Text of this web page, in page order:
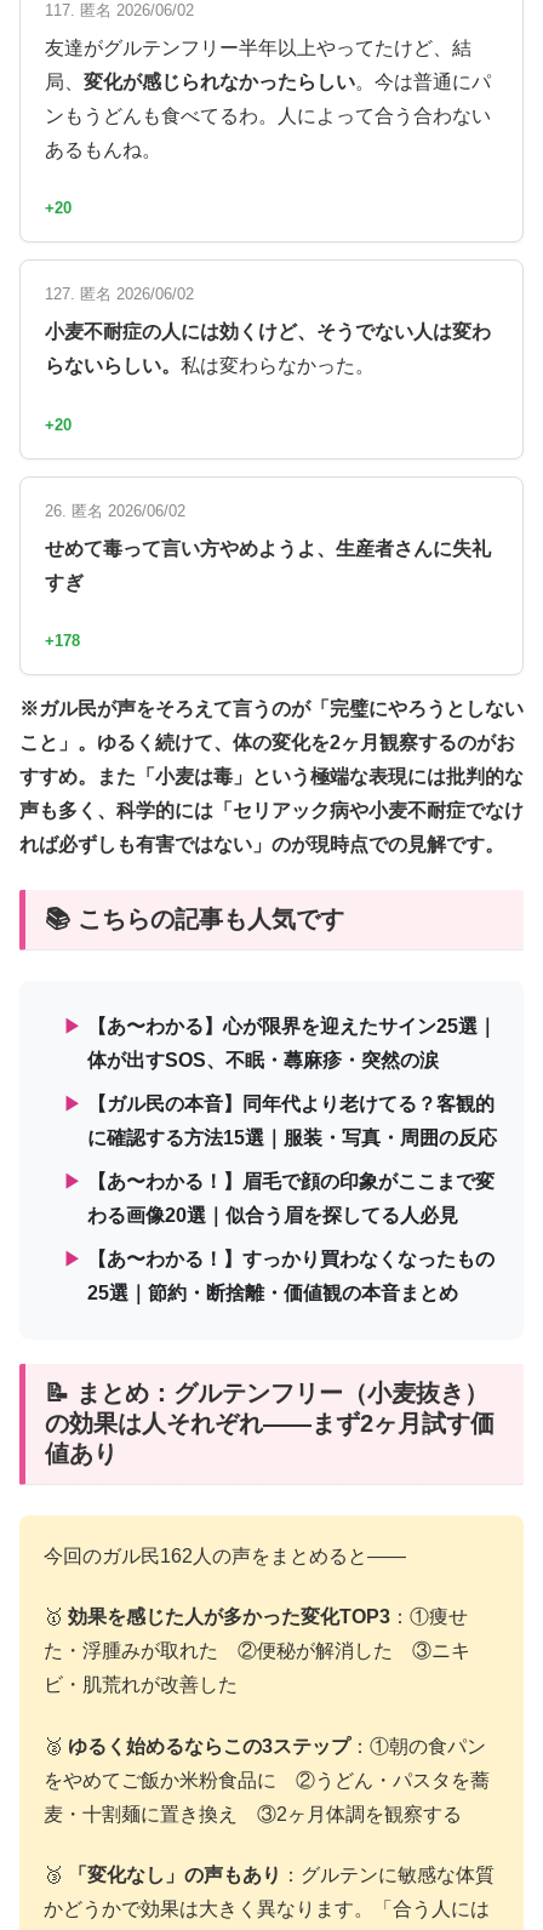
117. 匿名 2026/06/02
友達がグルテンフリー半年以上やってたけど、結
局、 変化が感じられなかったらしい。今は普通にパ
ンもうどんも食べてるわ。人によって合う合わない
あるもんね。
+20
127. 匿名 2026/06/02
小麦不耐症の人には効くけど、そうでない人は変わ
らないらしい。 私は変わらなかった。
+20
26. 匿名 2026/06/02
せめて毒って言い方やめようよ、生産者さんに失礼
すぎ
+178
※ガル民が声をそろえて言うのが「完璧にやろうとしない
こと」。ゆるく続けて、体の変化を2ヶ月観察するのがお
すすめ。また「小麦は毒」という極端な表現には批判的な
声も多く、科学的には「セリアック病や小麦不耐症でなけ
れば必ずしも有害ではない」のが現時点での見解です。
📚 こちらの記事も人気です
▶
【あ〜わかる】心が限界を迎えたサイン25選｜
体が出すSOS、不眠・蕁麻疹・突然の涙
▶
【ガル民の本音】同年代より老けてる？客観的
に確認する方法15選｜服装・写真・周囲の反応
▶
【あ〜わかる！】眉毛で顔の印象がここまで変
わる画像20選｜似合う眉を探してる人必見
▶
【あ〜わかる！】すっかり買わなくなったもの
25選｜節約・断捨離・価値観の本音まとめ
📝 まとめ：グルテンフリー（小麦抜き）
の効果は人それぞれ——まず2ヶ月試す価
値あり
今回のガル民162人の声をまとめると——
🥇 効果を感じた人が多かった変化TOP3 ：①痩せ
た・浮腫みが取れた ②便秘が解消した ③ニキ
ビ・肌荒れが改善した
🥈 ゆるく始めるならこの3ステップ：①朝の食パン
をやめてご飯か米粉食品に ②うどん・パスタを蕎
麦・十割麺に置き換え ③2ヶ月体調を観察する
🥉 「変化なし」の声もあり ：グルテンに敏感な体質
かどうかで効果は大きく異なります。「合う人には